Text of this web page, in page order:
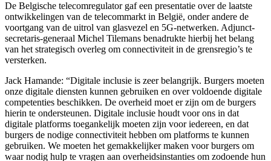
De Belgische telecomregulator gaf een presentatie over de laatste
ontwikkelingen van de telecommarkt in België, onder andere de
voortgang van de uitrol van glasvezel en 5G-netwerken. Adjunct-
secretaris-generaal Michel Tilemans benadrukte hierbij het belang
van het strategisch overleg om connectiviteit in de grensregio’s te
versterken.
Jack Hamande: “Digitale inclusie is zeer belangrijk. Burgers moeten
onze digitale diensten kunnen gebruiken en over voldoende digitale
competenties beschikken. De overheid moet er zijn om de burgers
hierin te ondersteunen. Digitale inclusie houdt voor ons in dat
digitale platforms toegankelijk moeten zijn voor iedereen, en dat
burgers de nodige connectiviteit hebben om platforms te kunnen
gebruiken. We moeten het gemakkelijker maken voor burgers om
waar nodig hulp te vragen aan overheidsinstanties om zodoende hun